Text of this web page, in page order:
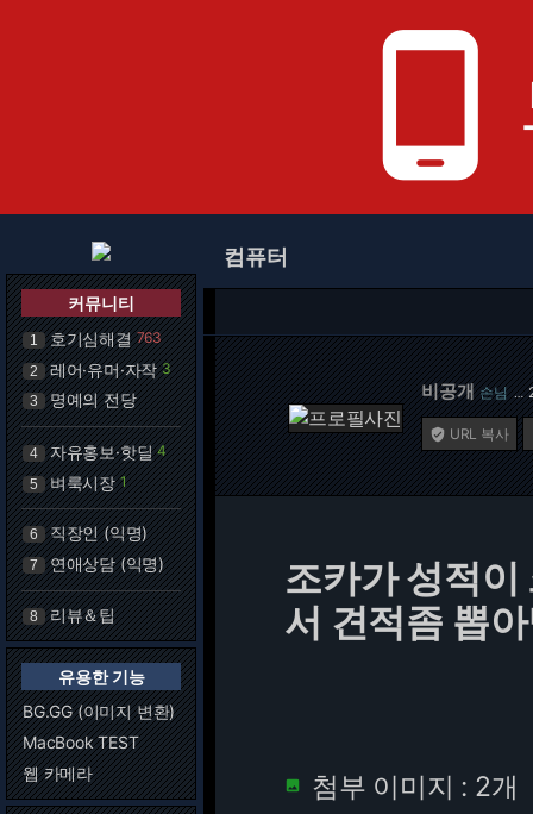
phone_android
커뮤니티
1 호기심해결 763
2 레어·유머·자작 3
3 명예의 전당
4 자유홍보·핫딜 4
5 벼룩시장 1
6 직장인 (익명)
7 연애상담 (익명)
8 리뷰＆팁
유용한 기능
BG.GG (이미지 변환)
MacBook TEST
웹 카메라
컴퓨터
비공개 손님 …
 URL 복사
조카가 성적
서 견적좀 뽑
 첨부 이미지 : 2개